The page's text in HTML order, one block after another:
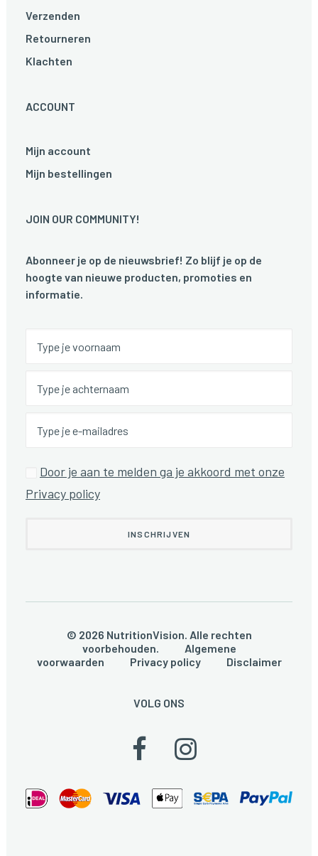
Verzenden
Retourneren
Klachten
ACCOUNT
Mijn account
Mijn bestellingen
JOIN OUR COMMUNITY!
Abonneer je op de nieuwsbrief! Zo blijf je op de
hoogte van nieuwe producten, promoties en
informatie.
Door je aan te melden ga je akkoord met onze
Privacy policy
© 2026 NutritionVision. Alle rechten
voorbehouden. Algemene
voorwaarden
Privacy policy Disclaimer
VOLG ONS